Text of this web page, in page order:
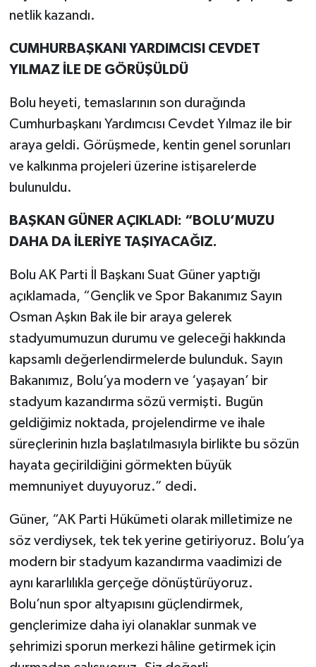
netlik kazandı.
CUMHURBAŞKANI YARDIMCISI CEVDET
YILMAZ İLE DE GÖRÜŞÜLDÜ
Bolu heyeti, temaslarının son durağında
Cumhurbaşkanı Yardımcısı Cevdet Yılmaz ile bir
araya geldi. Görüşmede, kentin genel sorunları
ve kalkınma projeleri üzerine istişarelerde
bulunuldu.
BAŞKAN GÜNER AÇIKLADI: “BOLU’MUZU
DAHA DA İLERİYE TAŞIYACAĞIZ.
Bolu AK Parti İl Başkanı Suat Güner yaptığı
açıklamada, “Gençlik ve Spor Bakanımız Sayın
Osman Aşkın Bak ile bir araya gelerek
stadyumumuzun durumu ve geleceği hakkında
kapsamlı değerlendirmelerde bulunduk. Sayın
Bakanımız, Bolu’ya modern ve ‘yaşayan’ bir
stadyum kazandırma sözü vermişti. Bugün
geldiğimiz noktada, projelendirme ve ihale
süreçlerinin hızla başlatılmasıyla birlikte bu sözün
hayata geçirildiğini görmekten büyük
memnuniyet duyuyoruz.” dedi.
Güner, “AK Parti Hükümeti olarak milletimize ne
söz verdiysek, tek tek yerine getiriyoruz. Bolu’ya
modern bir stadyum kazandırma vaadimizi de
aynı kararlılıkla gerçeğe dönüştürüyoruz.
Bolu’nun spor altyapısını güçlendirmek,
gençlerimize daha iyi olanaklar sunmak ve
şehrimizi sporun merkezi hâline getirmek için